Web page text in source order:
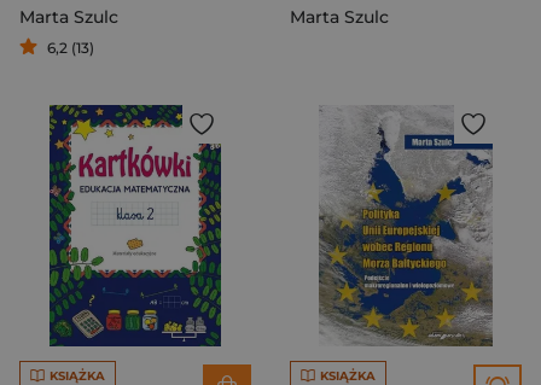
Marta Szulc
6,2 (13)
Marta Szulc
KSIĄŻKA KSIĄŻKA